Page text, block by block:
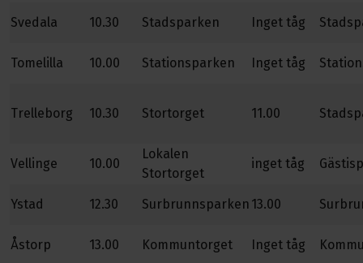
Svedala 10.30 Stadsparken Inget tåg
Tomelilla 10.00 Stationsparken Inget tåg
Trelleborg 10.30 Stortorget 11.00
Vellinge 10.00
Lokalen
Stortorget
inget tåg
Ystad 12.30 Surbrunnsparken 13.00
Åstorp 13.00 Kommuntorget Inget tåg